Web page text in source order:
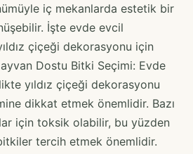
iç mekanlarda estetik bir
İşte evde evcil
çiçeği dekorasyonu için
Dostu Bitki Seçimi: Evde
yıldız çiçeği dekorasyonu
dikkat etmek önemlidir. Bazı
için toksik olabilir, bu yüzden
tercih etmek önemlidir.